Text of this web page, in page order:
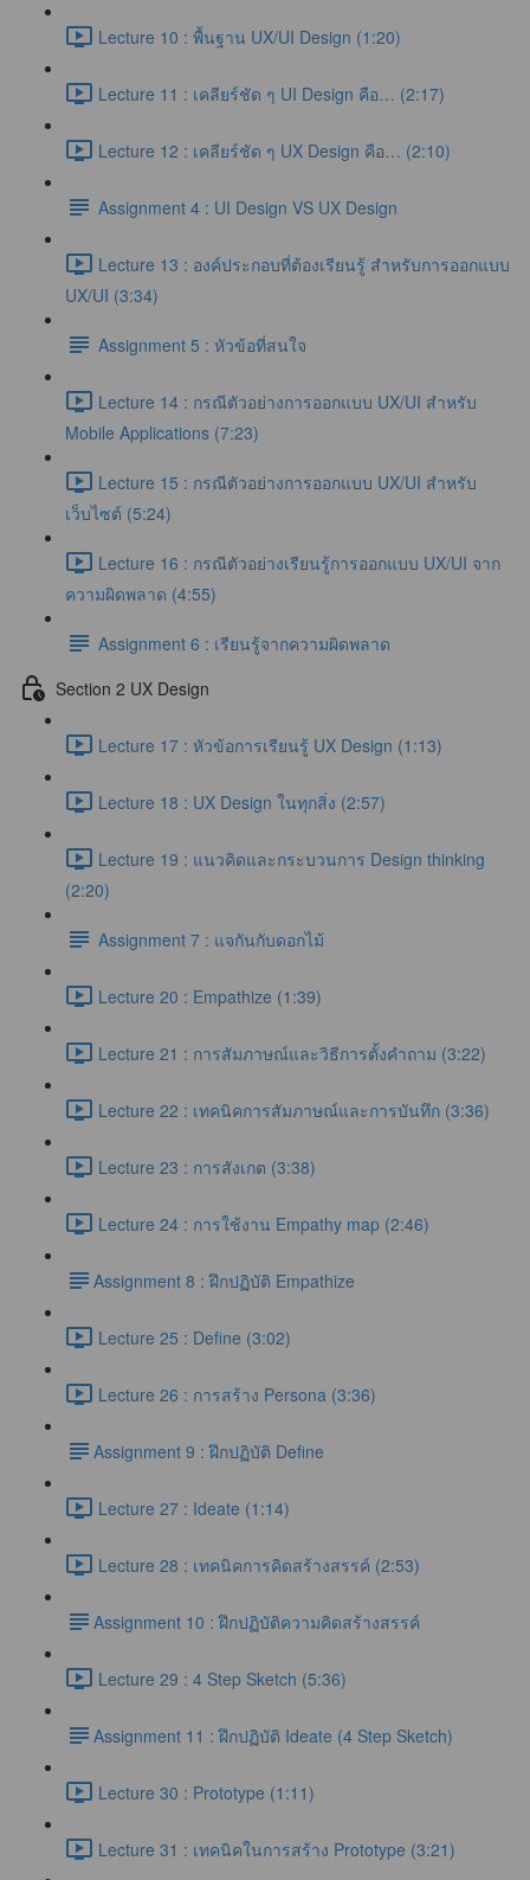
Lecture 10 : พื้นฐาน UX/UI Design (1:20)
Lecture 11 : เคลียร์ชัด ๆ UI Design คือ… (2:17)
Lecture 12 : เคลียร์ชัด ๆ UX Design คือ… (2:10)
Assignment 4 : UI Design VS UX Design
Lecture 13 : องค์ประกอบที่ต้องเรียนรู้ สำหรับการออกแบบ
UX/UI (3:34)
Assignment 5 : หัวข้อที่สนใจ
Lecture 14 : กรณีตัวอย่างการออกแบบ UX/UI สำหรับ
Mobile Applications (7:23)
Lecture 15 : กรณีตัวอย่างการออกแบบ UX/UI สำหรับ
เว็บไซต์ (5:24)
Lecture 16 : กรณีตัวอย่างเรียนรู้การออกแบบ UX/UI จาก
ความผิดพลาด (4:55)
Assignment 6 : เรียนรู้จากความผิดพลาด
Section 2 UX Design
Lecture 17 : หัวข้อการเรียนรู้ UX Design (1:13)
Lecture 18 : UX Design ในทุกสิ่ง (2:57)
Lecture 19 : แนวคิดและกระบวนการ Design thinking
(2:20)
Assignment 7 : แจกันกับดอกไม้
Lecture 20 : Empathize (1:39)
Lecture 21 : การสัมภาษณ์และวิธีการตั้งคำถาม (3:22)
Lecture 22 : เทคนิคการสัมภาษณ์และการบันทึก (3:36)
Lecture 23 : การสังเกต (3:38)
Lecture 24 : การใช้งาน Empathy map (2:46)
​Assignment 8 : ฝึกปฏิบัติ Empathize
Lecture 25 : Define (3:02)
Lecture 26 : การสร้าง Persona (3:36)
​Assignment 9 : ฝึกปฏิบัติ Define
Lecture 27 : Ideate (1:14)
Lecture 28 : เทคนิคการคิดสร้างสรรค์ (2:53)
​Assignment 10 : ฝึกปฏิบัติความคิดสร้างสรรค์
Lecture 29 : 4 Step Sketch (5:36)
​Assignment 11 : ฝึกปฏิบัติ Ideate (4 Step Sketch)
Lecture 30 : Prototype (1:11)
Lecture 31 : เทคนิคในการสร้าง Prototype (3:21)